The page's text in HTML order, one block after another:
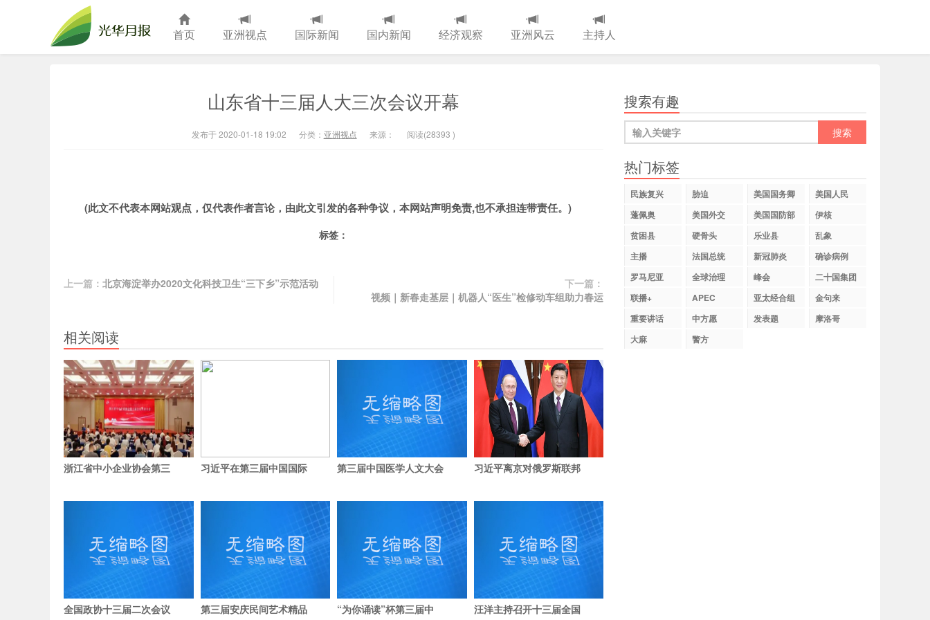
首页 亚洲视点 国际新闻 国内新闻 经济观察 亚洲风云 主持人
山东省十三届人大三次会议开幕
发布于 2020-01-18 19:02 分类： 亚洲视点 来源： 阅读(28393 )
(此文不代表本网站观点，仅代表作者言论，由此文引发的各种争议，本网站声明免责,也不承担连带责任。)
标签：
上一篇： 北京海淀举办2020文化科技卫生“三下乡”示范活动
下一篇：
视频｜新春走基层｜机器人“医生”检修动车组助力春运
相关阅读
浙江省中小企业协会第三 习近平在第三届中国国际 第三届中国医学人文大会 习近平离京对俄罗斯联邦
全国政协十三届二次会议 第三届安庆民间艺术精品 “为你诵读”杯第三届中 汪洋主持召开十三届全国
搜索有趣
热门标签
民族复兴 胁迫 美国国务卿
美国人民
蓬佩奥
美国外交 美国国防部
伊核
贫困县
硬骨头 乐业县
乱象
主播
法国总统 新冠肺炎
确诊病例
罗马尼亚
全球治理 峰会
二十国集团
联播+
APEC
亚太经合组
金句来
重要讲话
中方愿 发表题
摩洛哥
大麻
警方